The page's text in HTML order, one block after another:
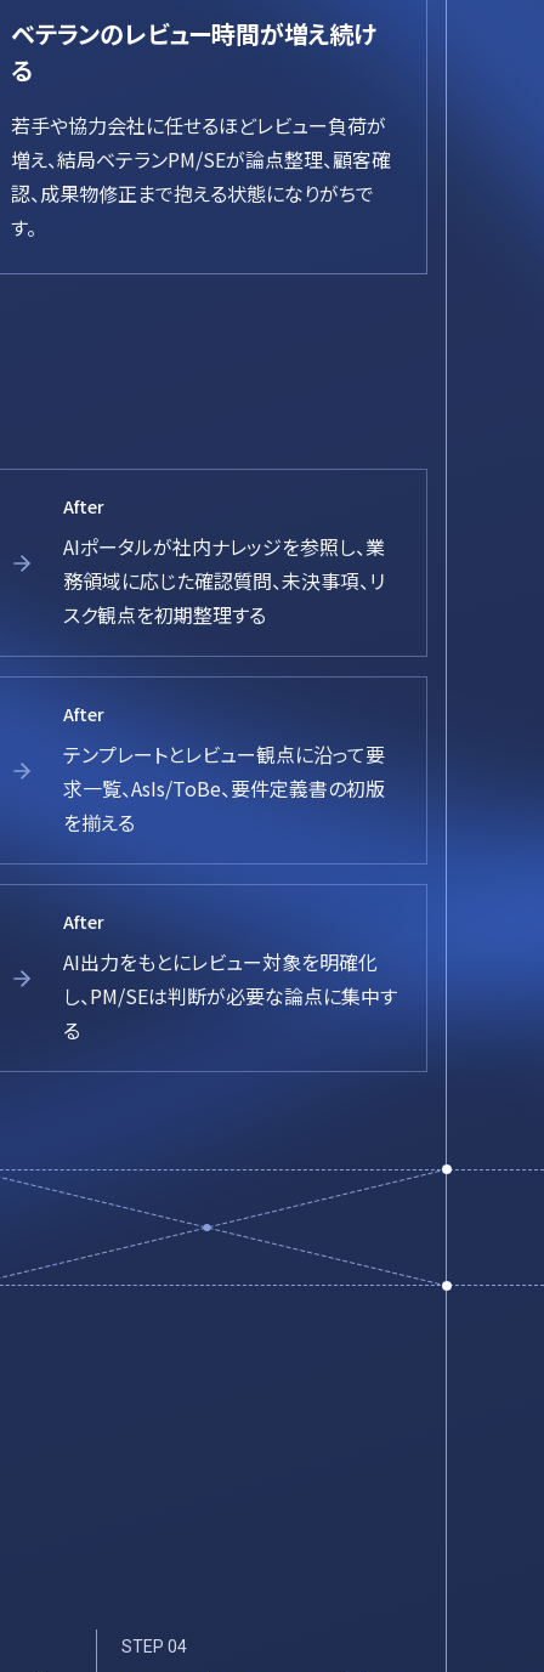
ベテランのレビュー時間が増え続け
る
若手や協力会社に任せるほどレビュー負荷が
増え、結局ベテランPM/SEが論点整理、顧客確
認、成果物修正まで抱える状態になりがちで
す。
After
AIポータルが社内ナレッジを参照し、業
務領域に応じた確認質問、未決事項、リ
スク観点を初期整理する
After
テンプレートとレビュー観点に沿って要
求一覧、AsIs/ToBe、要件定義書の初版
を揃える
After
AI出力をもとにレビュー対象を明確化
し、PM/SEは判断が必要な論点に集中す
る
STEP 04